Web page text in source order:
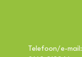
Telefoon/e-mail: